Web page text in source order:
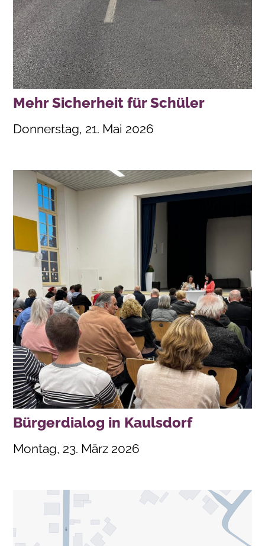
Mehr Sicherheit für Schüler
Donnerstag, 21. Mai 2026
Bürgerdialog in Kaulsdorf
Montag, 23. März 2026